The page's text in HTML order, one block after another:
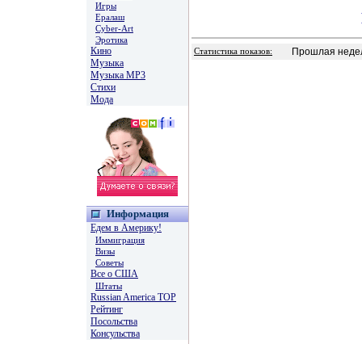
Игры
Ералаш
Cyber-Art
Эротика
Кино
Музыка
Музыка MP3
Стихи
Мода
Информация
Едем в Америку!
Иммиграция
Визы
Советы
Все о США
Штаты
Russian America TOP
Рейтинг
Посольства
Консульства
Статистика показов: Прошлая